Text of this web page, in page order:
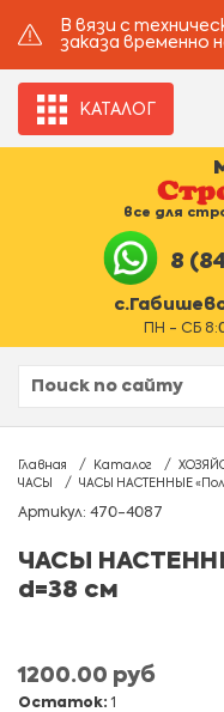
В вязи с
заказа временно
КАТАЛОГ
все для
8
ПН - СБ
Главная Каталог
ЧАСЫ
ЧАСЫ НАСТЕННЫЕ
Артикул: 470-4087
ЧАСЫ
d=38 см
1200.00 руб
Остаток: 1